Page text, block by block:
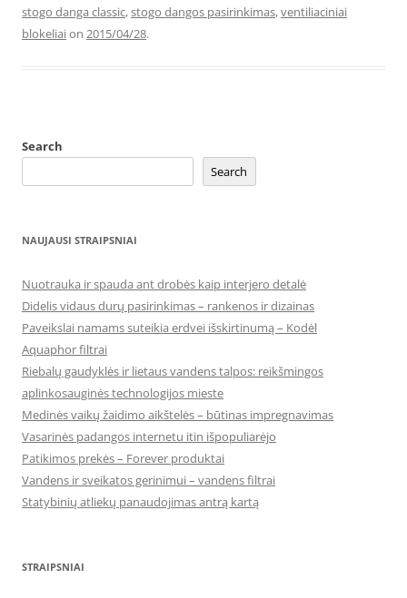
stogo danga classic,stogo dangos pasirinkimas,ventiliaciniai
blokeliaion 2015/04/28.
Search
Search
NAUJAUSI STRAIPSNIAI
Nuotrauka ir spauda ant drobės kaip interjero detalė
Didelis vidaus durų pasirinkimas – rankenos ir dizainas
Paveikslai namams suteikia erdvei išskirtinumą – Kodėl
Aquaphor filtrai
Riebalų gaudyklės ir lietaus vandens talpos: reikšmingos
aplinkosauginės technologijos mieste
Medinės vaikų žaidimo aikštelės – būtinas impregnavimas
Vasarinės padangos internetu itin išpopuliarėjo
Patikimos prekės – Forever produktai
Vandens ir sveikatos gerinimui – vandens filtrai
Statybinių atliekų panaudojimas antrą kartą
STRAIPSNIAI